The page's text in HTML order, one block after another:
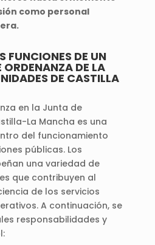
como personal
FUNCIONES DE UN
DE LA
DE CASTILLA
en la Junta de
La Mancha es una
del funcionamiento
públicas. Los
una variedad de
que contribuyen al
de los servicios
A continuación, se
responsabilidades y